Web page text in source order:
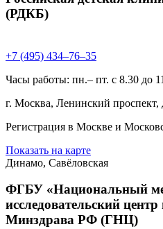
(РДКБ)
+7 (495) 434–76–35
Часы работы: пн.– пт. с 8.30 до
г. Москва, Ленинский проспект,
Регистрация в Москве и
Показать на карте
Динамо, Савёловская
ФГБУ «Национальный
исследовательский
Минздрава РФ (ГНЦ)